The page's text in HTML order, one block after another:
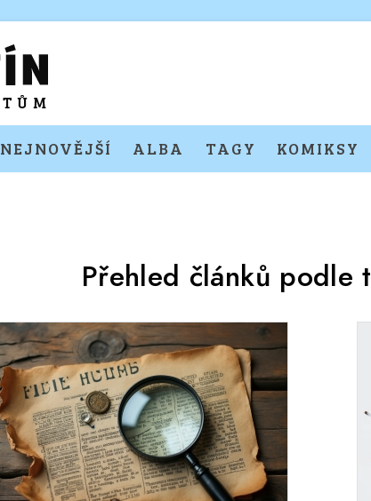
NEJNOVĚJŠÍ ALBA TAGY KOMIKSY
Přehled článků